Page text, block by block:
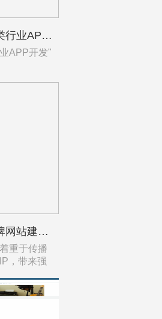
签约长沙劳务直通车，劳务类行业APP开发
APP开发"
签约最强大脑长沙市企业品牌网站建设定制开发
重于传播
，带来强